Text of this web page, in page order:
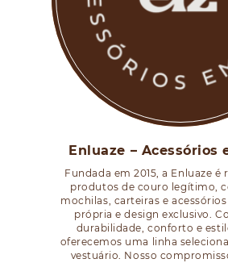
Enluaze – Acessórios
Fundada em 2015, a Enluaze é
produtos de couro legítimo,
mochilas, carteiras e
própria e design exclusivo.
durabilidade, conforto e
oferecemos uma linha
vestuário. Nosso